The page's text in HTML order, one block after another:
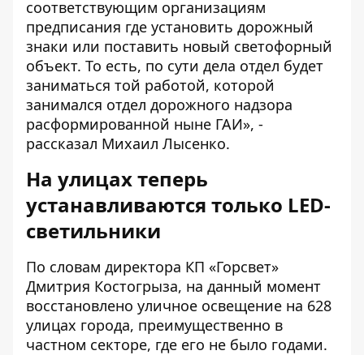
соответствующим организациям
предписания где установить дорожный
знаки или поставить новый светофорный
объект. То есть, по сути дела отдел будет
заниматься той работой, которой
занимался отдел дорожного надзора
расформированной ныне ГАИ», -
рассказал Михаил Лысенко.
На улицах теперь
устанавливаются только LED-
светильники
По словам директора КП «Горсвет»
Дмитрия Костогрыза, на данный момент
восстановлено уличное освещение на 628
улицах города, преимущественно в
частном секторе, где его не было годами.